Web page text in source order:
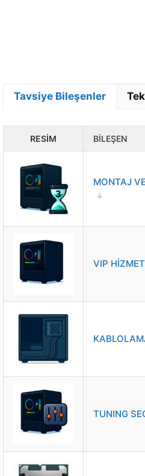
Tavsiye Bileşenler
RESIM BILEŞEN
MONTAJ
VIP
TUNING